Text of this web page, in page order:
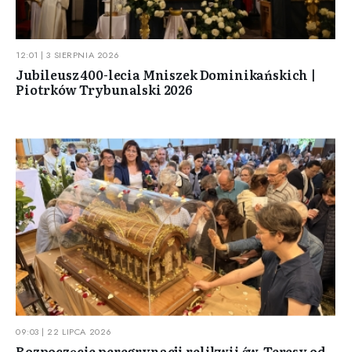
12:01 | 3 SIERPNIA 2026
Jubileusz 400-lecia Mniszek Dominikańskich |
Piotrków Trybunalski 2026
09:03 | 22 LIPCA 2026